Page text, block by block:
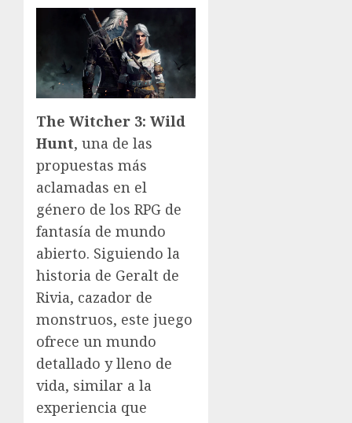
The Witcher 3: Wild
Hunt, una de las
propuestas más
aclamadas en el
género de los RPG de
fantasía de mundo
abierto. Siguiendo la
historia de Geralt de
Rivia, cazador de
monstruos, este juego
ofrece un mundo
detallado y lleno de
vida, similar a la
experiencia que